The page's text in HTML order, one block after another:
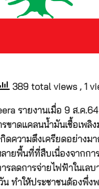
389 total views , 1
รายงานเมื่อ 9 ส.ค.64
ขาดแคลนน้ำมันเชื้อเพลิ
ดความตึงเครียดอย่างมา
ลายพื้นที่ที่สืบเนื่องจากกา
รลดการจ่ายไฟฟ้าในเลบ
น ทำให้ประชาชนต้องพึ่ง